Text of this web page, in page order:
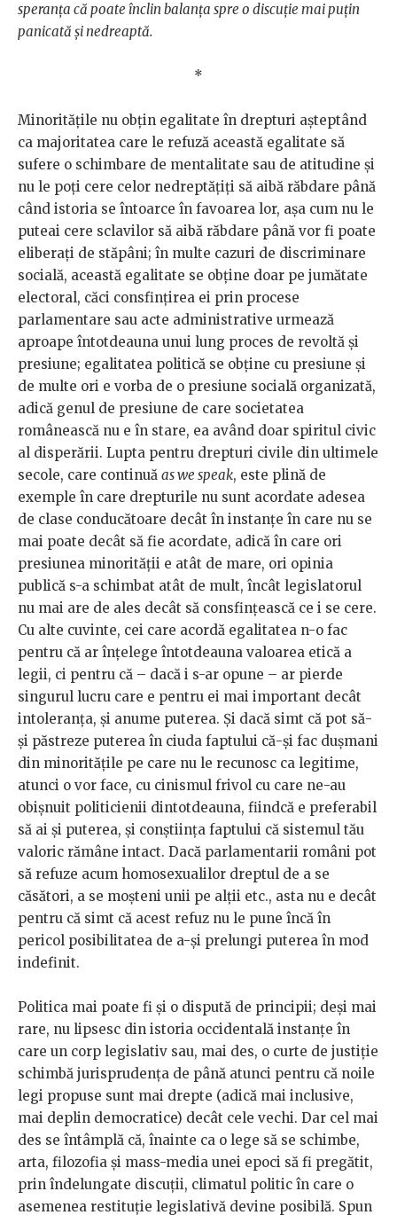
speranța că poate înclin balanța spre o discuție mai puțin
panicată și nedreaptă.
*
Minoritățile nu obțin egalitate în drepturi așteptând
ca majoritatea care le refuză această egalitate să
sufere o schimbare de mentalitate sau de atitudine și
nu le poți cere celor nedreptățiți să aibă răbdare până
când istoria se întoarce în favoarea lor, așa cum nu le
puteai cere sclavilor să aibă răbdare până vor fi poate
eliberați de stăpâni; în multe cazuri de discriminare
socială, această egalitate se obține doar pe jumătate
electoral, căci consfințirea ei prin procese
parlamentare sau acte administrative urmează
aproape întotdeauna unui lung proces de revoltă și
presiune; egalitatea politică se obține cu presiune și
de multe ori e vorba de o presiune socială organizată,
adică genul de presiune de care societatea
românească nu e în stare, ea având doar spiritul civic
al disperării. Lupta pentru drepturi civile din ultimele
secole, care continuă as we speak, este plină de
exemple în care drepturile nu sunt acordate adesea
de clase conducătoare decât în instanțe în care nu se
mai poate decât să fie acordate, adică în care ori
presiunea minorității e atât de mare, ori opinia
publică s-a schimbat atât de mult, încât legislatorul
nu mai are de ales decât să consfințească ce i se cere.
Cu alte cuvinte, cei care acordă egalitatea n-o fac
pentru că ar înțelege întotdeauna valoarea etică a
legii, ci pentru că – dacă i s-ar opune – ar pierde
singurul lucru care e pentru ei mai important decât
intoleranța, și anume puterea. Și dacă simt că pot să-
și păstreze puterea în ciuda faptului că-și fac dușmani
din minoritățile pe care nu le recunosc ca legitime,
atunci o vor face, cu cinismul frivol cu care ne-au
obișnuit politicienii dintotdeauna, fiindcă e preferabil
să ai și puterea, și conștiința faptului că sistemul tău
valoric rămâne intact. Dacă parlamentarii români pot
să refuze acum homosexualilor dreptul de a se
căsători, a se moșteni unii pe alții etc., asta nu e decât
pentru că simt că acest refuz nu le pune încă în
pericol posibilitatea de a-și prelungi puterea în mod
indefinit.
Politica mai poate fi și o dispută de principii; deși mai
rare, nu lipsesc din istoria occidentală instanțe în
care un corp legislativ sau, mai des, o curte de justiție
schimbă jurisprudența de până atunci pentru că noile
legi propuse sunt mai drepte (adică mai inclusive,
mai deplin democratice) decât cele vechi. Dar cel mai
des se întâmplă că, înainte ca o lege să se schimbe,
arta, filozofia și mass-media unei epoci să fi pregătit,
prin îndelungate discuții, climatul politic în care o
asemenea restituție legislativă devine posibilă. Spun